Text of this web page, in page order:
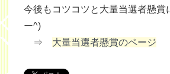
今後もコツコツと大量当選者懸賞
ー^)
⇒ 大量当選者懸賞のページ